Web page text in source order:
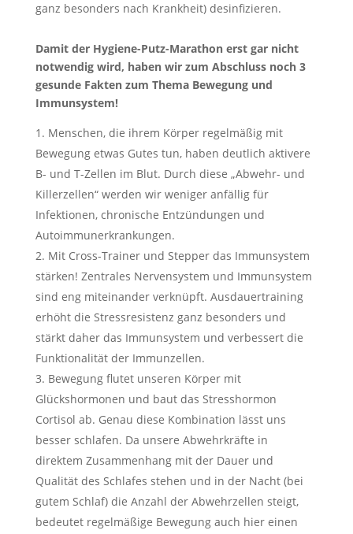
ganz besonders nach Krankheit) desinfizieren.
Damit der Hygiene-Putz-Marathon erst gar nicht
notwendig wird, haben wir zum Abschluss noch 3
gesunde Fakten zum Thema Bewegung und
Immunsystem!
Menschen, die ihrem Körper regelmäßig mit
Bewegung etwas Gutes tun, haben deutlich aktivere
B- und T-Zellen im Blut. Durch diese „Abwehr- und
Killerzellen“ werden wir weniger anfällig für
Infektionen, chronische Entzündungen und
Autoimmunerkrankungen.
Mit Cross-Trainer und Stepper das Immunsystem
stärken! Zentrales Nervensystem und Immunsystem
sind eng miteinander verknüpft. Ausdauertraining
erhöht die Stressresistenz ganz besonders und
stärkt daher das Immunsystem und verbessert die
Funktionalität der Immunzellen.
Bewegung flutet unseren Körper mit
Glückshormonen und baut das Stresshormon
Cortisol ab. Genau diese Kombination lässt uns
besser schlafen. Da unsere Abwehrkräfte in
direktem Zusammenhang mit der Dauer und
Qualität des Schlafes stehen und in der Nacht (bei
gutem Schlaf) die Anzahl der Abwehrzellen steigt,
bedeutet regelmäßige Bewegung auch hier einen